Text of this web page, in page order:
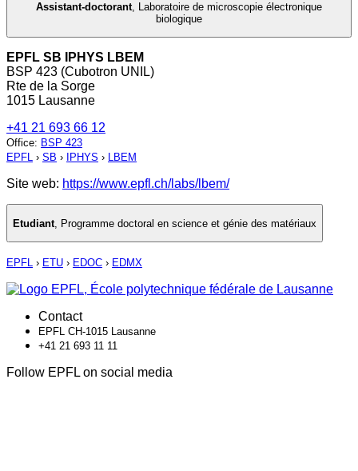
Assistant-doctorant, Laboratoire de microscopie électronique
biologique
EPFL SB IPHYS LBEM
BSP 423 (Cubotron UNIL)
Rte de la Sorge
1015 Lausanne
+41 21 693 66 12
Office: BSP 423
EPFL › SB › IPHYS › LBEM
Site web: https://www.epfl.ch/labs/lbem/
Etudiant Programme doctoral en science et génie des matériaux
EPFL › ETU › EDOC › EDMX
Contact
EPFL CH-1015 Lausanne
+41 21 693 11 11
Follow EPFL on social media